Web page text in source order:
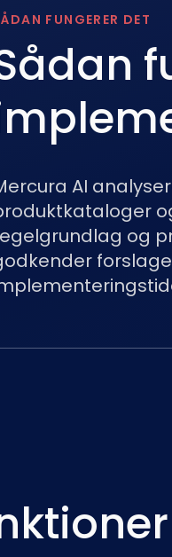
FUNGERER DET
AI
og